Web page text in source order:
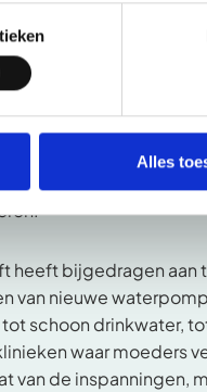
Alles
de donateurs en de
strategisch ingezette
een impact kunnen
te vergroten, is
gekomen,
in kwetsbare
heeft bijgedragen aan
van nieuwe
schoon drinkwater,
waar moeders
van de inspanningen,